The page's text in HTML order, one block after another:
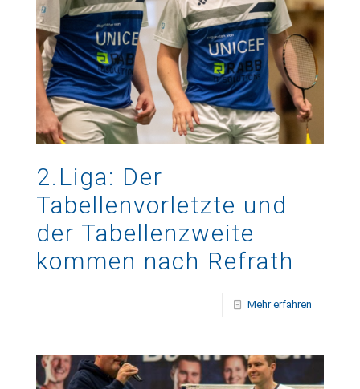
2.Liga: Der
Tabellenvorletzte und
der Tabellenzweite
kommen nach Refrath
Mehr erfahren